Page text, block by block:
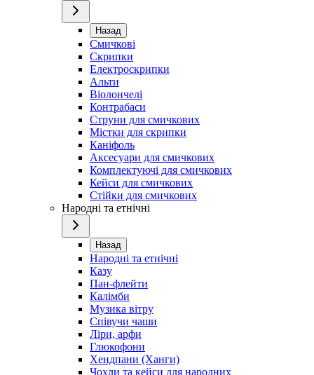
Назад
Смичкові
Скрипки
Електроскрипки
Альти
Віолончелі
Контрабаси
Струни для смичкових
Містки для скрипки
Каніфоль
Аксесуари для смичкових
Комплектуючі для смичкових
Кейси для смичкових
Стійки для смичкових
Народні та етнічні
Назад
Народні та етнічні
Казу
Пан-флейти
Калімби
Музика вітру
Співучи чаши
Ліри, арфи
Глюкофони
Хендпани (Ханги)
Чохли та кейси для народних